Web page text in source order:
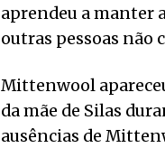
aprendeu a manter
outras pessoas não
Mittenwool
da mãe de Silas
ausências de